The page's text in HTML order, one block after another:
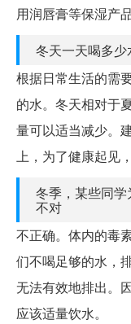
用润唇膏等保湿产
冬天一天喝多
根据日常生活的需
的水。冬天相对于
量可以适当减少。
上，为了健康起见
冬季，某些同
不对
不正确。体内的毒
们不喝足够的水，
无法有效地排出。
应该适量饮水。